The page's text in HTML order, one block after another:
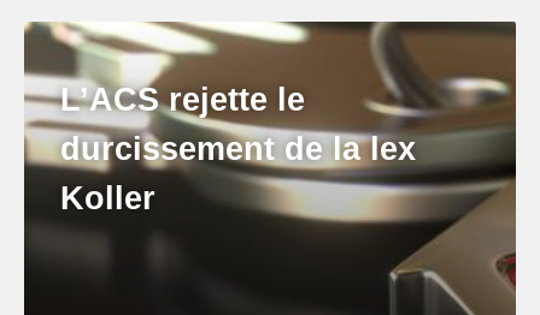
L’ACS rejette le
durcissement de la lex
Koller